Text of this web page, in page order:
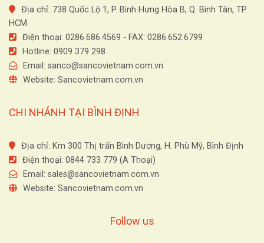
Địa chỉ: 738 Quốc Lộ 1, P. Bình Hưng Hòa B, Q. Bình Tân, TP.
HCM
Điện thoại: 0286.686.4569 - FAX: 0286.652.6799
Hotline: 0909 379 298
Email: sanco@sancovietnam.com.vn
Website: Sancovietnam.com.vn
CHI NHÁNH TẠI BÌNH ĐỊNH
Địa chỉ: Km 300 Thị trấn Bình Dương, H. Phù Mỹ, Bình Định
Điện thoại: 0844 733 779 (A Thoại)
Email: sales@sancovietnam.com.vn
Website: Sancovietnam.com.vn
Follow us